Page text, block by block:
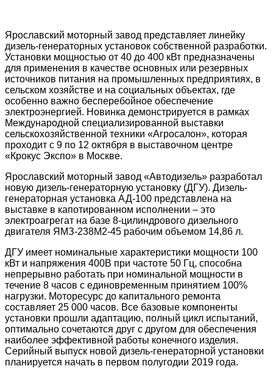
Ярославский моторный завод представляет линейку
дизель-генераторных установок собственной разработки.
Установки мощностью от 40 до 400 кВт предназначены
для применения в качестве основных или резервных
источников питания на промышленных предприятиях, в
сельском хозяйстве и на социальных объектах, где
особенно важно бесперебойное обеспечение
электроэнергией. Новинка демонстрируется в рамках
Международной специализированной выставки
сельскохозяйственной техники «Агросалон», которая
проходит с 9 по 12 октября в выставочном центре
«Крокус Экспо» в Москве.
Ярославский моторный завод «Автодизель» разработал
новую дизель-генераторную установку (ДГУ). Дизель-
генераторная установка АД-100 представлена на
выставке в капотированном исполнении – это
электроагрегат на базе 8-цилиндрового дизельного
двигателя ЯМЗ-238М2-45 рабочим объемом 14,86 л.
ДГУ имеет номинальные характеристики мощности 100
кВт и напряжения 400В при частоте 50 Гц, способна
непрерывно работать при номинальной мощности в
течение 8 часов с единовременным принятием 100%
нагрузки. Моторесурс до капитального ремонта
составляет 25 000 часов. Все базовые компоненты
установки прошли адаптацию, полный цикл испытаний,
оптимально сочетаются друг с другом для обеспечения
наиболее эффективной работы конечного изделия.
Серийный выпуск новой дизель-генераторной установки
планируется начать в первом полугодии 2019 года.